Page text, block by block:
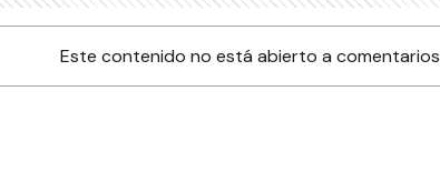
Este contenido no está abierto a comentarios